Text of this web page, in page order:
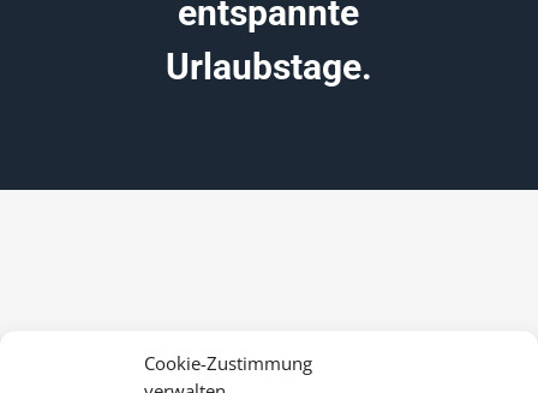
Cookie-Zustimmung
entspannte
Urlaubstage.